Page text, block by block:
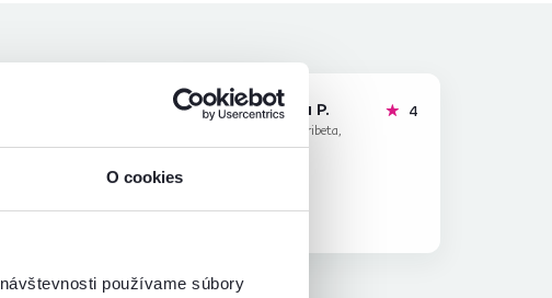
O cookies
používame súbory
hviezdičiek
K
Katarina P.
26.2.2026, Pribeta,
Slovensko
4
Overený nákup